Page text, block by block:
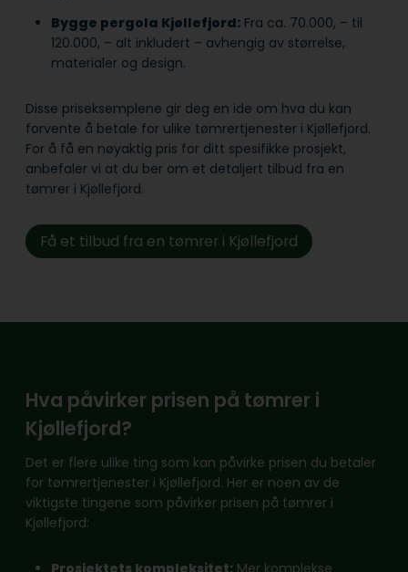
Bygge pergola Kjøllefjord: Fra ca. 70.000, – til
120.000, – alt inkludert – avhengig av størrelse,
materialer og design.
Disse priseksemplene gir deg en ide om hva du kan
forvente å betale for ulike tømrertjenester i Kjøllefjord.
For å få en nøyaktig pris for ditt spesifikke prosjekt,
anbefaler vi at du ber om et detaljert tilbud fra en
tømrer i Kjøllefjord.
Få et tilbud fra en tømrer i Kjøllefjord
Hva påvirker prisen på tømrer i
Kjøllefjord?
Det er flere ulike ting som kan påvirke prisen du betaler
for tømrertjenester i Kjøllefjord. Her er noen av de
viktigste tingene som påvirker prisen på tømrer i
Kjøllefjord:
Prosjektets kompleksitet: Mer komplekse